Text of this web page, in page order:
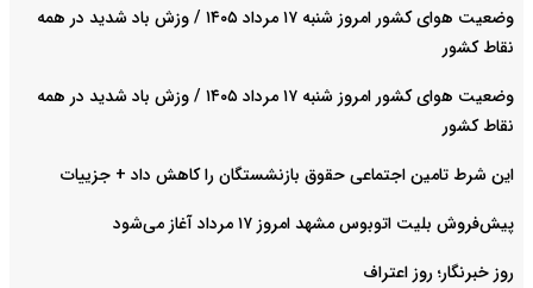
وضعیت هوای کشور امروز شنبه ۱۷ مرداد ۱۴۰۵ / وزش باد شدید در همه
نقاط کشور
وضعیت هوای کشور امروز شنبه ۱۷ مرداد ۱۴۰۵ / وزش باد شدید در همه
نقاط کشور
این شرط تامین اجتماعی حقوق بازنشستگان را کاهش داد + جزییات
پیش‌فروش بلیت اتوبوس مشهد امروز ۱۷ مرداد آغاز می‌شود
روز خبرنگار؛ روز اعتراف